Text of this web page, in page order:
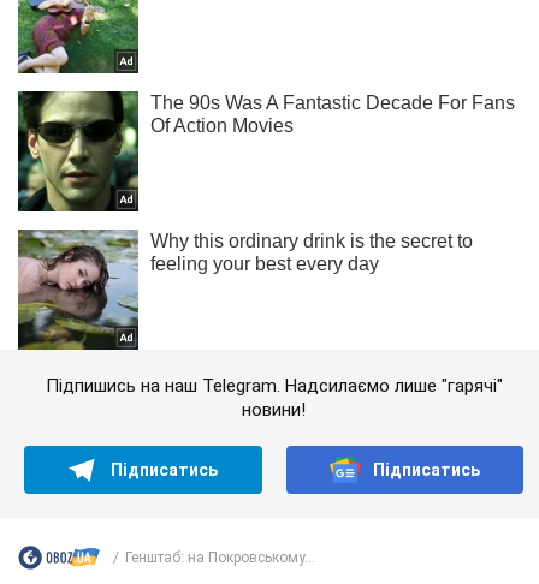
Підпишись на наш Telegram. Надсилаємо лише "гарячі"
новини!
Підписатись Підписатись
Генштаб: на Покровському...